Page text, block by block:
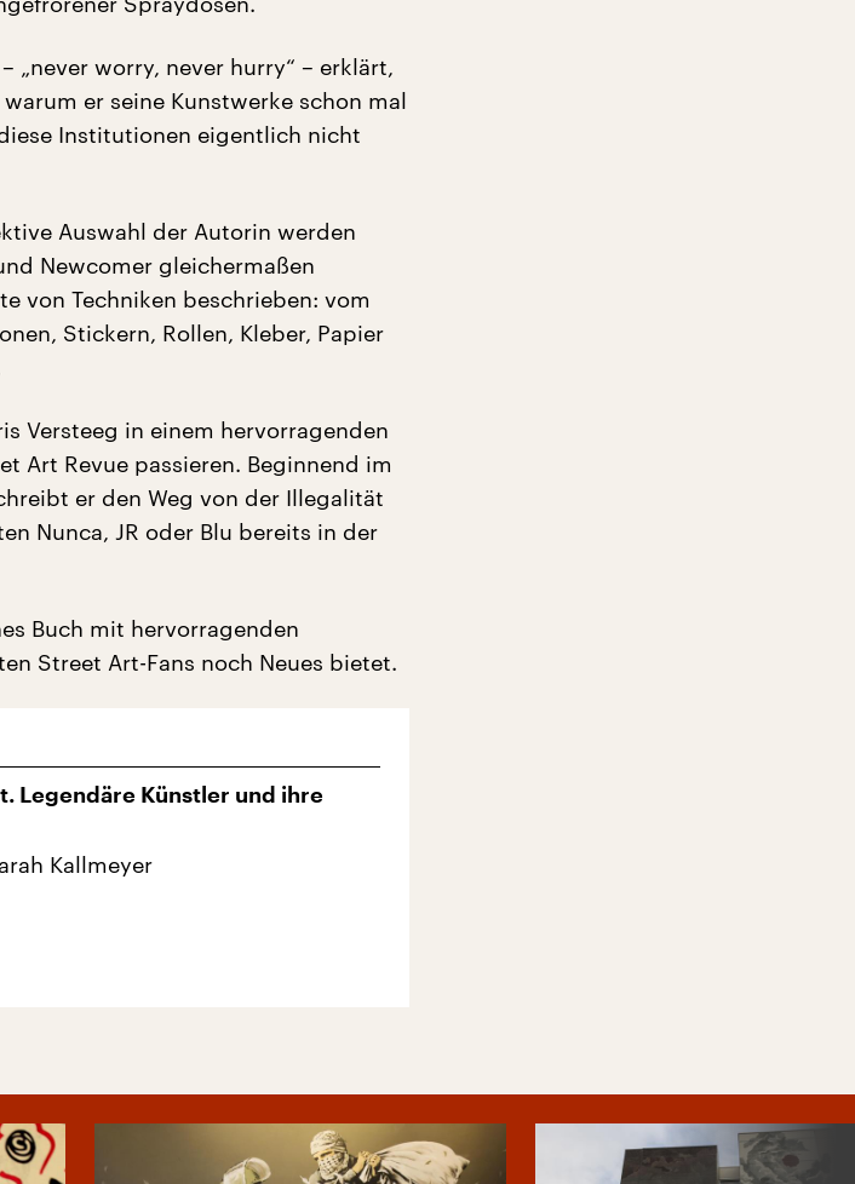
„never worry, never hurry“ – erklärt,
er seine Kunstwerke schon mal
Institutionen eigentlich nicht
Auswahl der Autorin werden
Newcomer gleichermaßen
von Techniken beschrieben: vom
Stickern, Rollen, Kleber, Papier
Versteeg in einem hervorragenden
Art Revue passieren. Beginnend im
er den Weg von der Illegalität
Nunca, JR oder Blu bereits in der
Buch mit hervorragenden
Street Art-Fans noch Neues bietet.
Legendäre Künstler und ihre
Kallmeyer